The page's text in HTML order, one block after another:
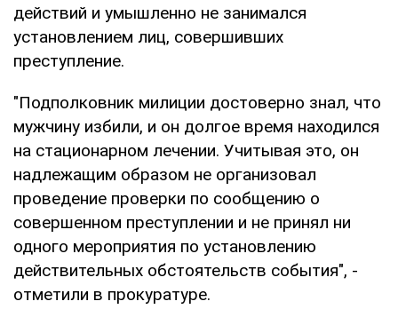
действий и умышленно не занимался
установлением лиц, совершивших
преступление.
"Подполковник милиции достоверно знал, что
мужчину избили, и он долгое время находился
на стационарном лечении. Учитывая это, он
надлежащим образом не организовал
проведение проверки по сообщению о
совершенном преступлении и не принял ни
одного мероприятия по установлению
действительных обстоятельств события", -
отметили в прокуратуре.